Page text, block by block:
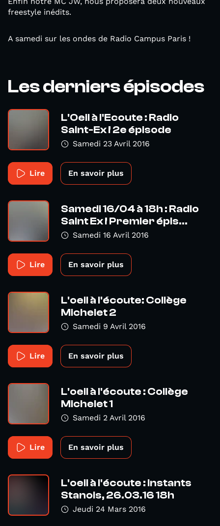
freestyle inédits.
A samedi sur les ondes de Radio Campus Paris !
Les derniers épisodes
L'Oeil à l'Ecoute : Radio
Saint-Ex ! 2e épisode
Samedi 23 Avril 2016
Lire En savoir plus
Samedi 16/04 à 18h : Radio
Saint Ex ! Premier épis...
Samedi 16 Avril 2016
Lire En savoir plus
L'oeil à l'écoute: Collège
Michelet 2
Samedi 9 Avril 2016
Lire En savoir plus
L'oeil à l'écoute : Collège
Michelet 1
Samedi 2 Avril 2016
Lire En savoir plus
L'oeil à l'écoute : Instants
Stanois, 26.03.16 18h
Jeudi 24 Mars 2016